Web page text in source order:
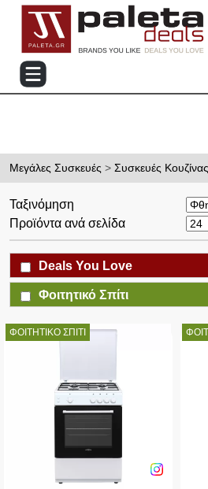
Τηλεφωνικές Παραγγελίες:
Μεγάλες Συσκευές > Συσκευές Κουζίνας
Ταξινόμηση
Προϊόντα ανά σελίδα
Deals You Love
Φοιτητικό Σπίτι
ΦΟΙΤΗΤΙΚΟ ΣΠΙΤΙ